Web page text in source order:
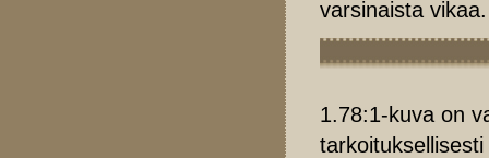
varsinaista vikaa.
1.78:1-kuva on